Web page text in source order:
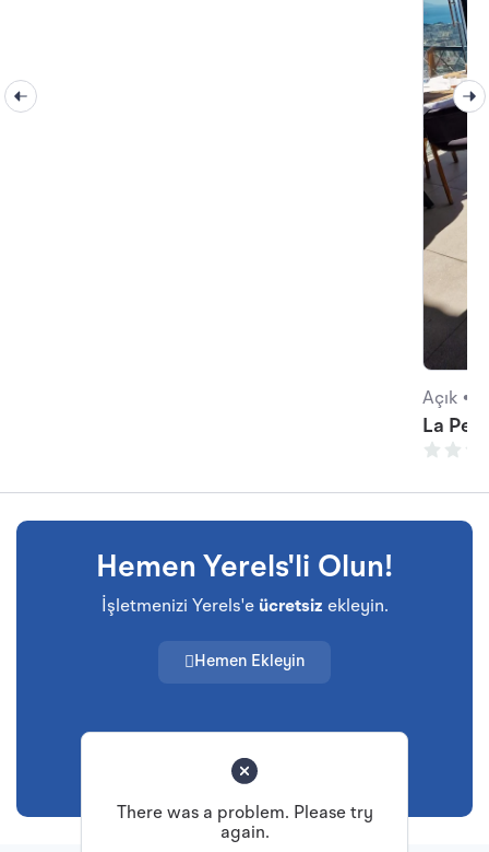
Açık •
La
Hemen Yerels'li Olun!
İşletmenizi Yerels'e ücretsiz ekleyin.
Hemen Ekleyin
There was a problem. Please try
again.